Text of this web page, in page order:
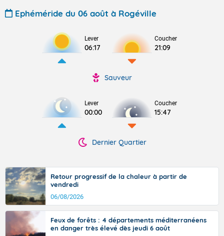
Ephéméride du 06 août à Rogéville
Lever
06:17
Coucher
21:09
Sauveur
Lever
00:00
Coucher
15:47
Dernier Quartier
Retour progressif de la chaleur à partir de
vendredi
06/08/2026
Feux de forêts : 4 départements méditerranéens
en danger très élevé dès jeudi 6 août